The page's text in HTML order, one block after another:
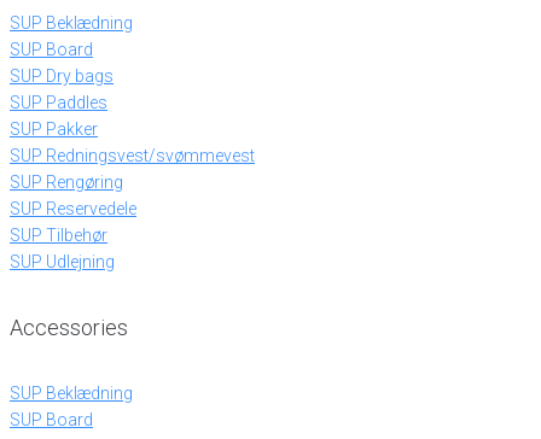
SUP Beklædning
SUP Board
SUP Dry bags
SUP Paddles
SUP Pakker
SUP Redningsvest/svømmevest
SUP Rengøring
SUP Reservedele
SUP Tilbehør
SUP Udlejning
Accessories
SUP Beklædning
SUP Board